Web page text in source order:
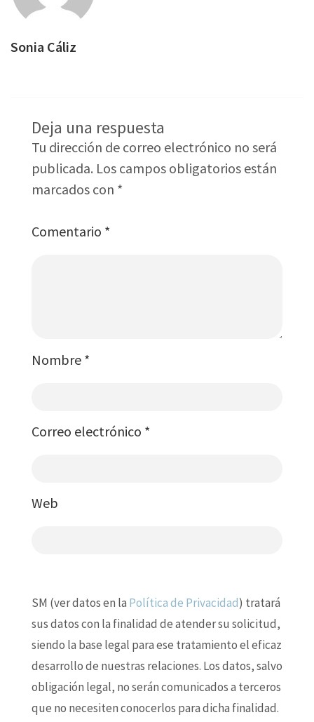
Sonia Cáliz
Deja una respuesta
Tu dirección de correo electrónico no será
publicada. Los campos obligatorios están
marcados con *
Comentario *
Nombre *
Correo electrónico *
Web
SM (ver datos en la Política de Privacidad) tratará
sus datos con la finalidad de atender su solicitud,
siendo la base legal para ese tratamiento el eficaz
desarrollo de nuestras relaciones. Los datos, salvo
obligación legal, no serán comunicados a terceros
que no necesiten conocerlos para dicha finalidad.